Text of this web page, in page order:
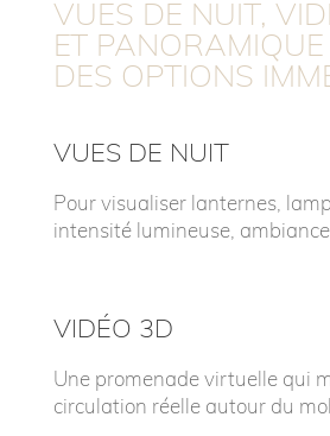
VUES DE NUIT,
ET
DES OPTIONS
VUES DE NUIT
Pour visualiser lanternes,
intensité lumineuse, ambiance
VIDÉO 3D
Une promenade virtuelle qui
circulation réelle autour du